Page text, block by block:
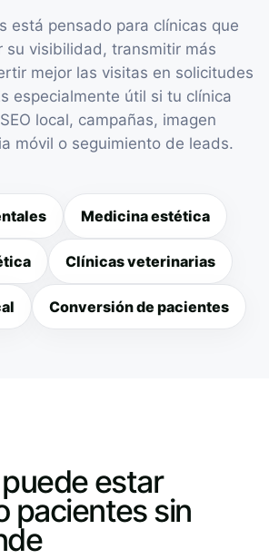
está pensado para clínicas que
su visibilidad, transmitir más
mejor las visitas en solicitudes
especialmente útil si tu clínica
local, campañas, imagen
móvil o seguimiento de leads.
Medicina estética
Clínicas veterinarias
Conversión de pacientes
estar
pacientes sin